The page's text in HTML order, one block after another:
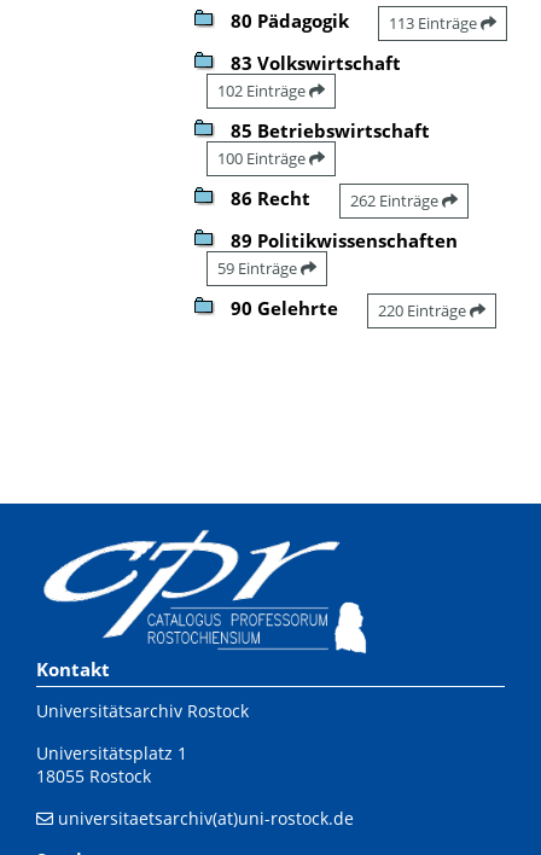
80 Pädagogik 113 Einträge
83 Volkswirtschaft
102 Einträge
85 Betriebswirtschaft
100 Einträge
86 Recht 262 Einträge
89 Politikwissenschaften
59 Einträge
90 Gelehrte 220 Einträge
Kontakt
Universitätsarchiv Rostock
Universitätsplatz 1
18055 Rostock
universitaetsarchiv(at)uni-rostock.de